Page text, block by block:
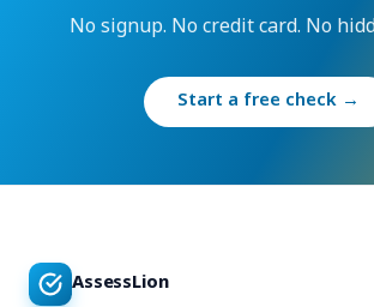
No signup. No credit card. No
Start a free check →
AssessLion